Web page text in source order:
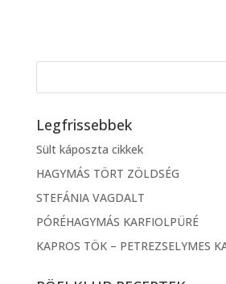
Legfrissebbek
Sült káposzta cikkek
HAGYMÁS TÖRT ZÖLDSÉG
STEFÁNIA VAGDALT
PÓRÉHAGYMÁS KARFIOLPÜRÉ
KAPROS TÖK – PETREZSELYMES